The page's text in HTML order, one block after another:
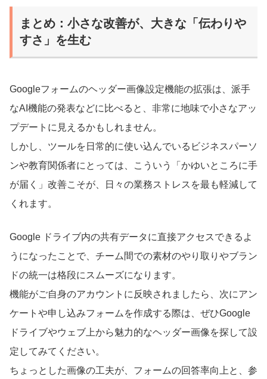
まとめ：小さな改善が、大きな「伝わりや
すさ」を生む
Googleフォームのヘッダー画像設定機能の拡張は、派手
なAI機能の発表などに比べると、非常に地味で小さなアッ
プデートに見えるかもしれません。
しかし、ツールを日常的に使い込んでいるビジネスパーソ
ンや教育関係者にとっては、こういう「かゆいところに手
が届く」改善こそが、日々の業務ストレスを最も軽減して
くれます。
Google ドライブ内の共有データに直接アクセスできるよ
うになったことで、チーム間での素材のやり取りやブラン
ドの統一は格段にスムーズになります。
機能がご自身のアカウントに反映されましたら、次にアン
ケートや申し込みフォームを作成する際は、ぜひGoogle
ドライブやウェブ上から魅力的なヘッダー画像を探して設
定してみてください。
ちょっとした画像の工夫が、フォームの回答率向上と、参